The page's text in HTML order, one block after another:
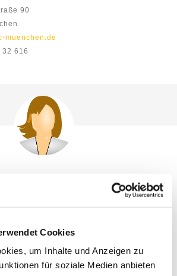
Cookies
um Inhalte und Anzeigen zu
für soziale Medien anbieten
90
muenchen.de
32 616
90
muenchen.de
72